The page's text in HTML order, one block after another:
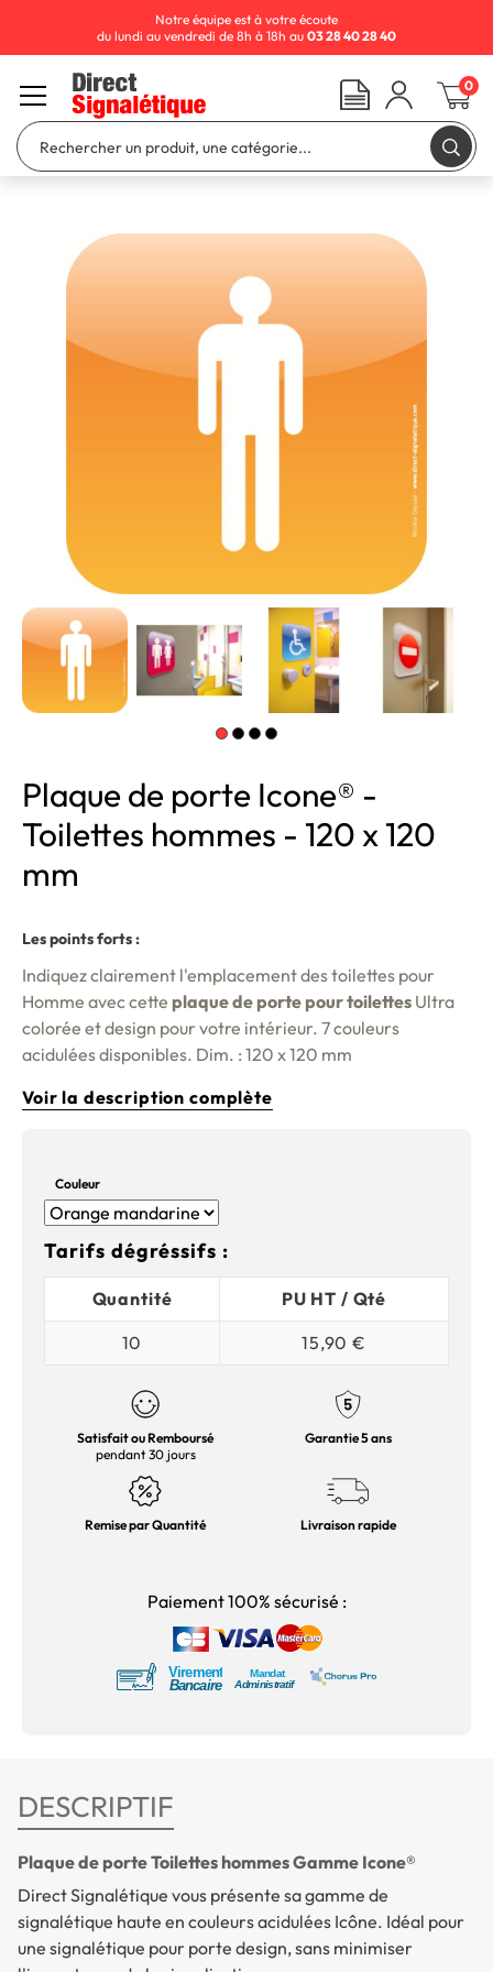
Plaque de porte Icone® -
Toilettes hommes - 120 x 120
mm
Les points forts :
Indiquez clairement l'emplacement des toilettes pour
Homme avec cette plaque de porte pour toilettes Ultra
colorée et design pour votre intérieur. 7 couleurs
acidulées disponibles. Dim. : 120 x 120 mm
Voir la description complète
Couleur
Tarifs dégréssifs :
Quantité
PU HT / Qté
10
15,90 €
Satisfait ou Remboursé
pendant 30 jours
Garantie 5 ans
Remise par Quantité Livraison rapide
Paiement 100% sécurisé :
DESCRIPTIF
Plaque de porte Toilettes hommes Gamme Icone®
Direct Signalétique vous présente sa gamme de
signalétique haute en couleurs acidulées Icône. Idéal pour
une signalétique pour porte design, sans minimiser
Notre équipe est à votre écoute
du lundi au vendredi de 8h à 18h au 03 28 40 28 40
0